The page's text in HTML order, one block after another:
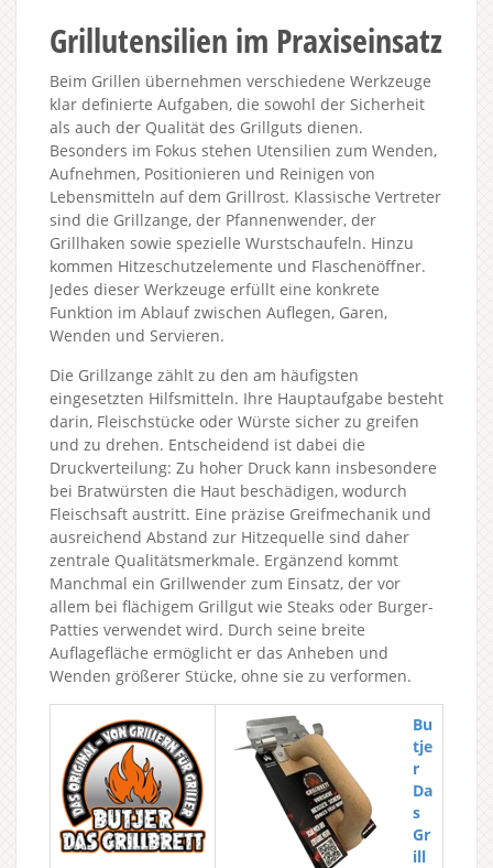
Grillutensilien im Praxiseinsatz
Beim Grillen übernehmen verschiedene Werkzeuge
klar definierte Aufgaben, die sowohl der Sicherheit
als auch der Qualität des Grillguts dienen.
Besonders im Fokus stehen Utensilien zum Wenden,
Aufnehmen, Positionieren und Reinigen von
Lebensmitteln auf dem Grillrost. Klassische Vertreter
sind die Grillzange, der Pfannenwender, der
Grillhaken sowie spezielle Wurstschaufeln. Hinzu
kommen Hitzeschutzelemente und Flaschenöffner.
Jedes dieser Werkzeuge erfüllt eine konkrete
Funktion im Ablauf zwischen Auflegen, Garen,
Wenden und Servieren.
Die Grillzange zählt zu den am häufigsten
eingesetzten Hilfsmitteln. Ihre Hauptaufgabe besteht
darin, Fleischstücke oder Würste sicher zu greifen
und zu drehen. Entscheidend ist dabei die
Druckverteilung: Zu hoher Druck kann insbesondere
bei Bratwürsten die Haut beschädigen, wodurch
Fleischsaft austritt. Eine präzise Greifmechanik und
ausreichend Abstand zur Hitzequelle sind daher
zentrale Qualitätsmerkmale. Ergänzend kommt
Manchmal ein Grillwender zum Einsatz, der vor
allem bei flächigem Grillgut wie Steaks oder Burger-
Patties verwendet wird. Durch seine breite
Auflagefläche ermöglicht er das Anheben und
Wenden größerer Stücke, ohne sie zu verformen.
Bu
tje
r
Da
s
Gr
ill